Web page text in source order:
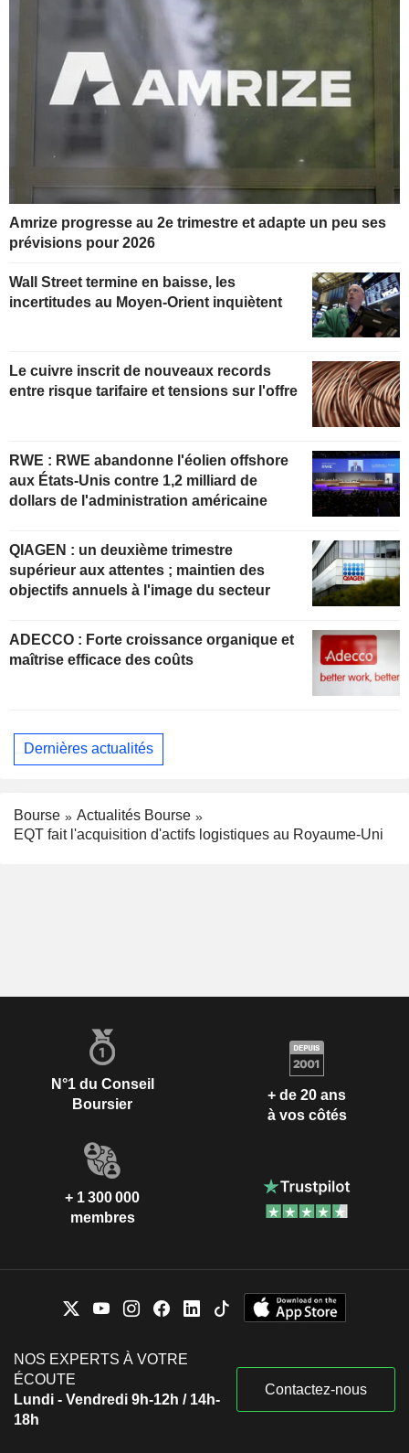
Amrize progresse au 2e trimestre et adapte un peu ses
prévisions pour 2026
Wall Street termine en baisse, les
incertitudes au Moyen-Orient inquiètent
Le cuivre inscrit de nouveaux records
entre risque tarifaire et tensions sur l'offre
RWE : RWE abandonne l'éolien offshore
aux États-Unis contre 1,2 milliard de
dollars de l'administration américaine
QIAGEN : un deuxième trimestre
supérieur aux attentes ; maintien des
objectifs annuels à l'image du secteur
ADECCO : Forte croissance organique et
maîtrise efficace des coûts
Dernières actualités
Bourse
Actualités Bourse
EQT fait l'acquisition d'actifs logistiques au Royaume-Uni
N°1 du Conseil
Boursier
+ de 20 ans
à vos côtés
+ 1 300 000
membres
NOS EXPERTS À VOTRE
ÉCOUTE
Lundi - Vendredi 9h-12h / 14h-
18h
Contactez-nous